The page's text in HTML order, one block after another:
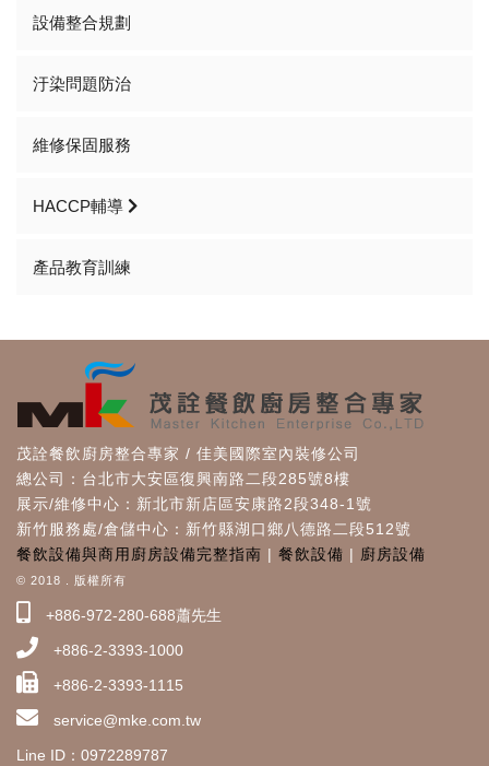
設備整合規劃
汙染問題防治
維修保固服務
HACCP輔導
產品教育訓練
茂詮餐飲廚房整合專家 / 佳美國際室內裝修公司
總公司：台北市大安區復興南路二段285號8樓
展示/維修中心：新北市新店區安康路2段348-1號
新竹服務處/倉儲中心：新竹縣湖口鄉八德路二段512號
餐飲設備與商用廚房設備完整指南 | 餐飲設備 | 廚房設備
© 2018 . 版權所有
+886-972-280-688蕭先生
+886-2-3393-1000
+886-2-3393-1115
service@mke.com.tw
Line ID：0972289787